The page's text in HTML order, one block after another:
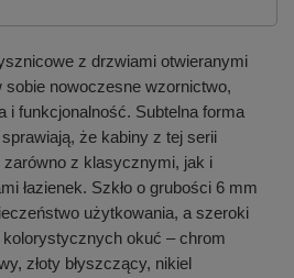
z drzwiami otwieranymi
sobie nowoczesne wzornictwo,
i funkcjonalność. Subtelna forma
że kabiny z tej serii
z klasycznymi, jak i
łazienek. Szkło o grubości 6 mm
użytkowania, a szeroki
okuć – chrom
złoty błyszczący, nikiel